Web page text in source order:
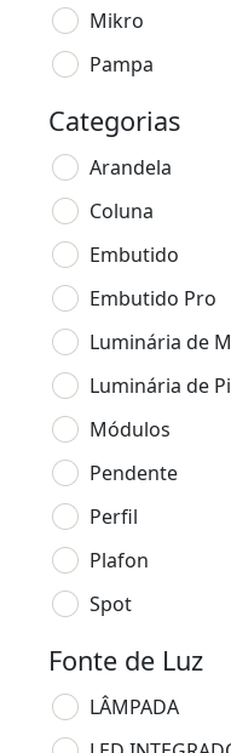
Mikro
Pampa
Categorias
Arandela
Coluna
Embutido
Embutido Pro
Luminária de
Luminária de
Módulos
Pendente
Perfil
Plafon
Spot
Fonte de Luz
LÂMPADA